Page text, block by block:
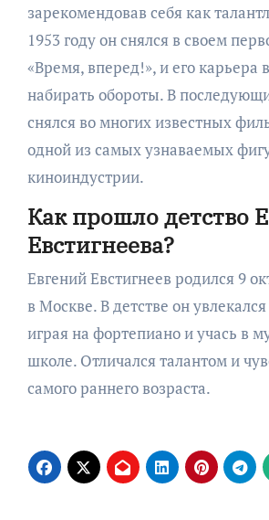
зарекомендовав себя как
1953 году он снялся в своем
«Время, вперед!», и его карьера
набирать обороты. В
снялся во многих известных
одной из самых узнаваемых
киноиндустрии.
Как прошло детство
Евстигнеева?
Евгений Евстигнеев родился 9
в Москве. В детстве он
играя на фортепиано и учась в
школе. Отличался талантом и
самого раннего возраста.